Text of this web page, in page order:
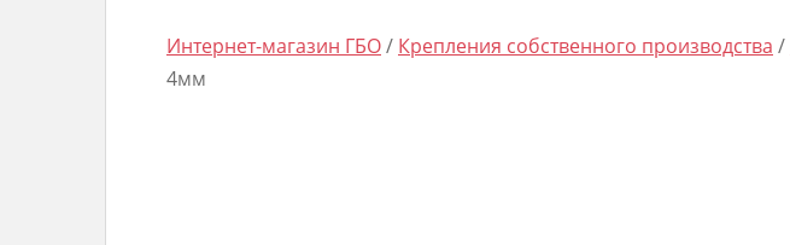
Интернет-магазин ГБО/ Крепления собственного производства /
4мм